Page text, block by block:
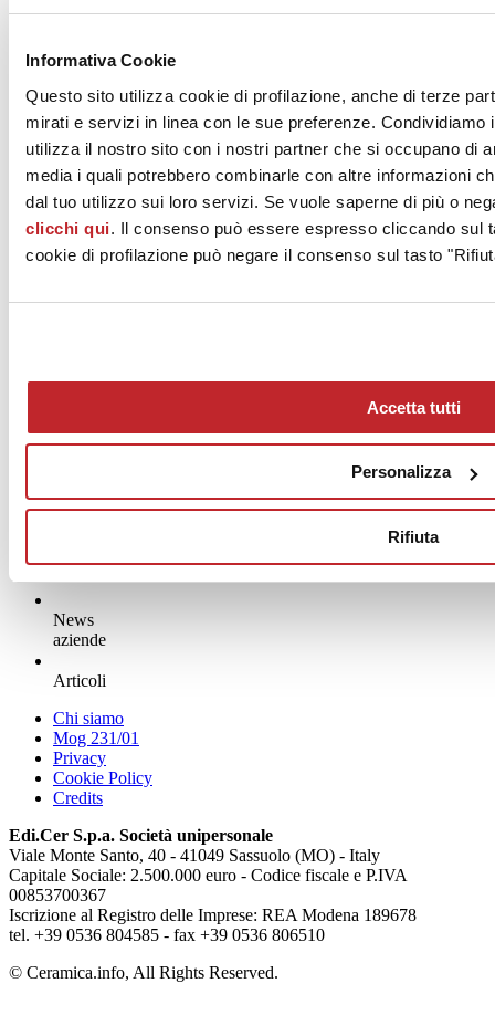
Informativa Cookie
Questo sito utilizza cookie di profilazione, anche di terze
mirati e servizi in linea con le sue preferenze.
utilizza il nostro sito con i nostri partner che si occupano di
media i quali potrebbero combinarle con altre informazioni
dal tuo utilizzo sui loro servizi. Se vuole saperne di più o
clicchi qui. Il consenso può essere espresso cliccando sul
cookie di profilazione può negare il consenso sul tasto
Accetta tutti
Personalizza
Rifiuta
Superfici Ceramiche
grès porcellanato
Bone
ImolaCeramica
grès porcellanato
Limestone
Natural White
Provenza
grès porcellanato
Rovere Puro
Moka & Sabbia
News
aziende
Articoli
Chi siamo
Mog 231/01
Privacy
Cookie Policy
Credits
Edi.Cer S.p.a. Società unipersonale
Viale Monte Santo, 40 - 41049 Sassuolo (MO) - Italy
Capitale Sociale: 2.500.000 euro - Codice fiscale e P.IVA
00853700367
Iscrizione al Registro delle Imprese: REA Modena 189678
tel. +39 0536 804585 - fax +39 0536 806510
© Ceramica.info, All Rights Reserved.